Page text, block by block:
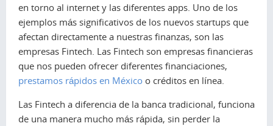
en torno al internet y las diferentes apps. Uno de los
ejemplos más significativos de los nuevos startups que
afectan directamente a nuestras finanzas, son las
empresas Fintech. Las Fintech son empresas financieras
que nos pueden ofrecer diferentes financiaciones,
prestamos rápidos en México o créditos en línea.
Las Fintech a diferencia de la banca tradicional, funciona
de una manera mucho más rápida, sin perder la